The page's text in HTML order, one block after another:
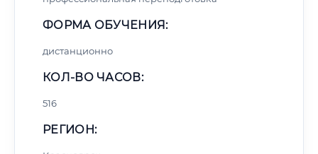
ФОРМА ОБУЧЕНИЯ:
дистанционно
КОЛ-ВО ЧАСОВ:
516
РЕГИОН: